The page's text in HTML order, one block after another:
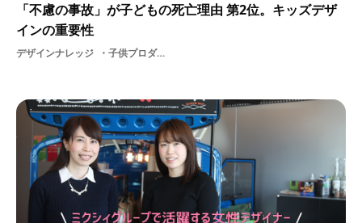
「不慮の事故」が子どもの死亡理由 第2位。キッズデザ
インの重要性
デザインナレッジ 子供プロダクトデザインデザインプロダクトキッズデザインプロダクトデザイナー子ども